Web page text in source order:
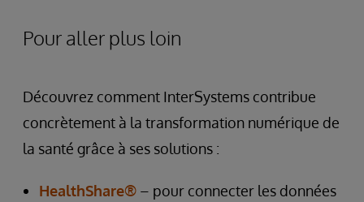
Pour aller plus loin
Découvrez comment InterSystems contribue
concrètement à la transformation numérique de
la santé grâce à ses solutions :
HealthShare® – pour connecter les données